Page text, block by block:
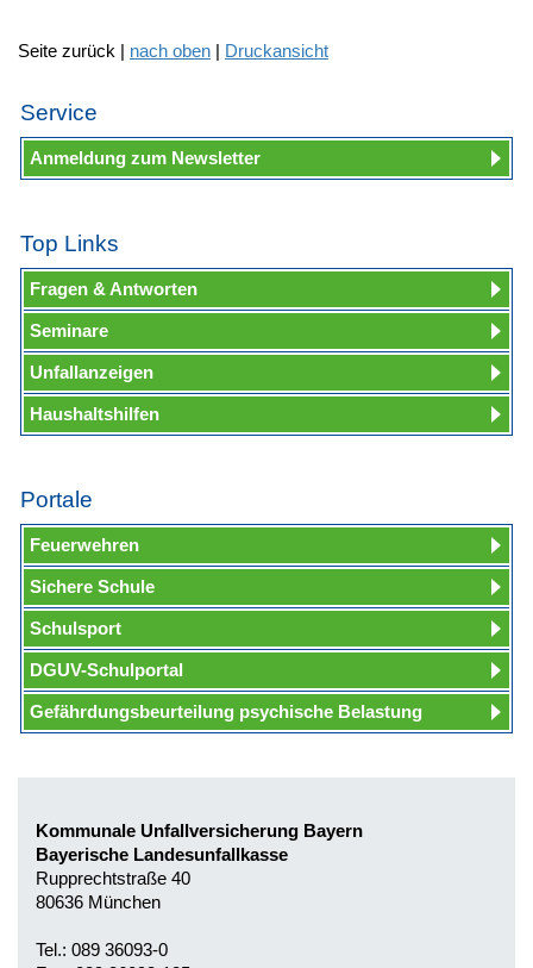
Seite zurück | nach oben | Druckansicht
Service
Anmeldung zum Newsletter
Top Links
Fragen & Antworten
Seminare
Unfallanzeigen
Haushaltshilfen
Portale
Feuerwehren
Sichere Schule
Schulsport
DGUV-Schulportal
Gefährdungsbeurteilung psychische Belastung
Kommunale Unfallversicherung Bayern
Bayerische Landesunfallkasse
Rupprechtstraße 40
80636 München
Tel.: 089 36093-0